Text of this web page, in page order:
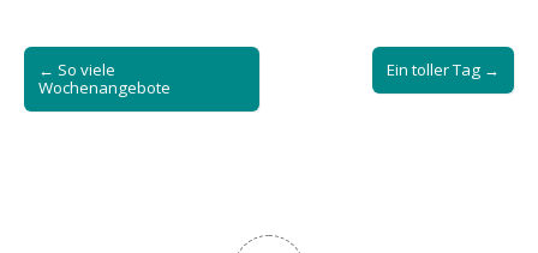
Post
navigation
← So viele
Wochenangebote
Ein toller Tag →